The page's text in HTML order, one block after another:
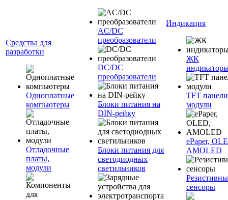
Средства для
разработки
Одноплатные
компьютеры
Отладочные
платы,
модули
AC/DC
преобразователи
DC/DC
преобразователи
Блоки питания на
DIN-рейку
Блоки питания для
светодиодных
светильников
Индикация
ЖК
TFT
модули
ePaper,
AMOLED
сенсоры